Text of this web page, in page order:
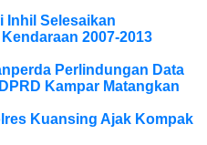
Inhil Selesaikan
2007-2013
Perlindungan Data
Kampar Matangkan
Kuansing Ajak Kompak